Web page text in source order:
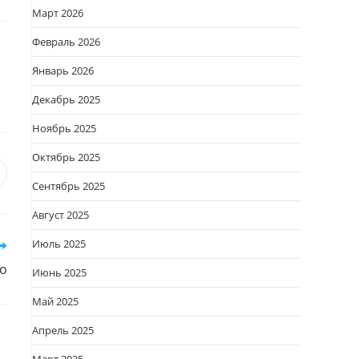
новом
Март 2026
Февраль 2026
Январь 2026
Декабрь 2025
Ноябрь 2025
Октябрь 2025
Сентябрь 2025
Август 2025
Июль 2025
Июнь 2025
Май 2025
Апрель 2025